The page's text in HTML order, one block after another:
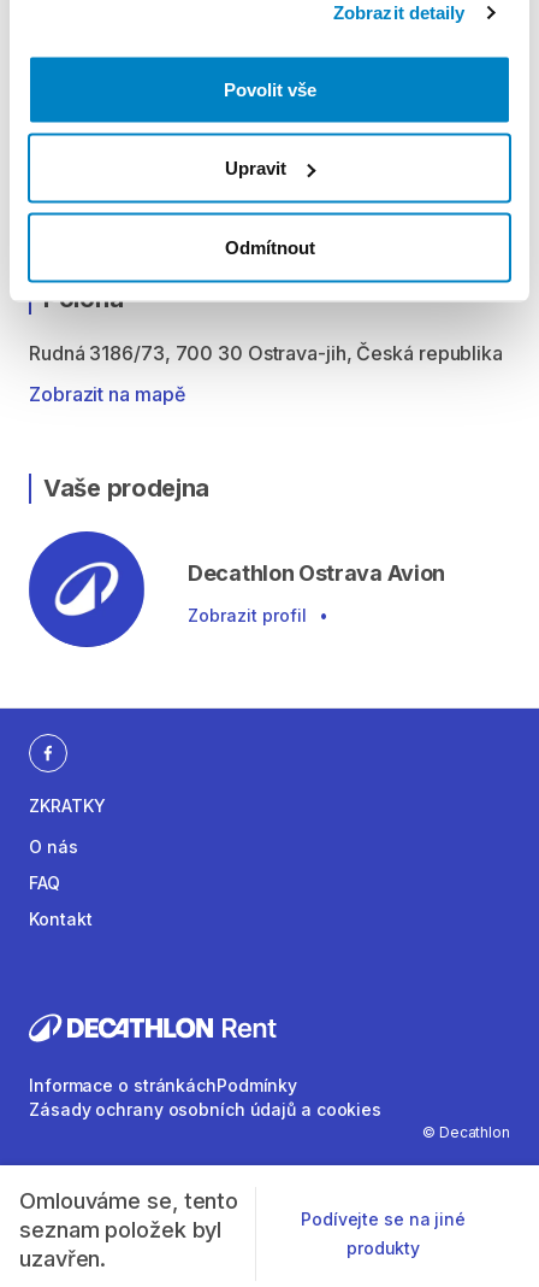
Zobrazit detaily
Povolit vše
Upravit
Odmítnout
ZÁLOHA A SLEVA Z PŮJČKY
Pro vypůjčení produktu není vyžadována vratná či
jiná záloha. Za vypůjčení zaplatíte předem online
Poloha
Rudná 3186/73, 700 30 Ostrava-jih, Česká republika
Zobrazit na mapě
Vaše prodejna
Decathlon Ostrava Avion
Zobrazit profil •
Omlouváme se, tento
seznam položek byl
uzavřen.
Podívejte se na jiné
produkty
ZKRATKY
O nás
FAQ
Kontakt
© Decathlon
Informace o stránkáchPodmínky
Zásady ochrany osobních údajů a cookies